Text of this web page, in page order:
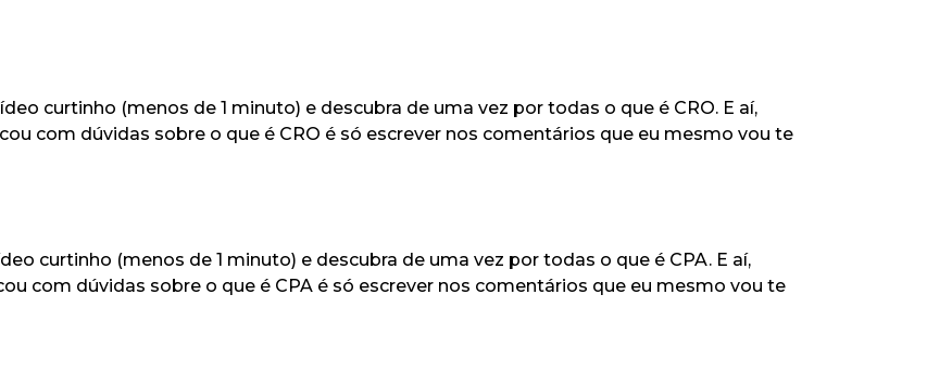
curtinho (menos de 1 minuto) e descubra de uma vez por todas o que é CRO. E aí,
com dúvidas sobre o que é CRO é só escrever nos comentários que eu mesmo vou te
curtinho (menos de 1 minuto) e descubra de uma vez por todas o que é CPA. E aí,
com dúvidas sobre o que é CPA é só escrever nos comentários que eu mesmo vou te